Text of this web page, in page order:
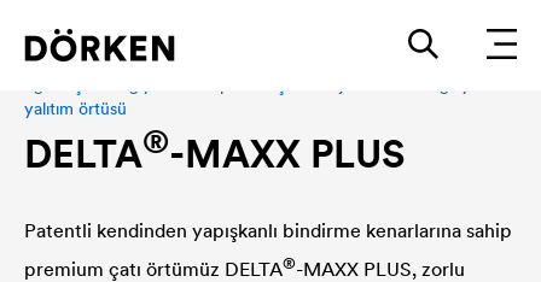
yalıtım örtüsü
DELTA®-MAXX PLUS
Patentli kendinden yapışkanlı bindirme kenarlarına sahip
premium çatı örtümüz DELTA®-MAXX PLUS, zorlu